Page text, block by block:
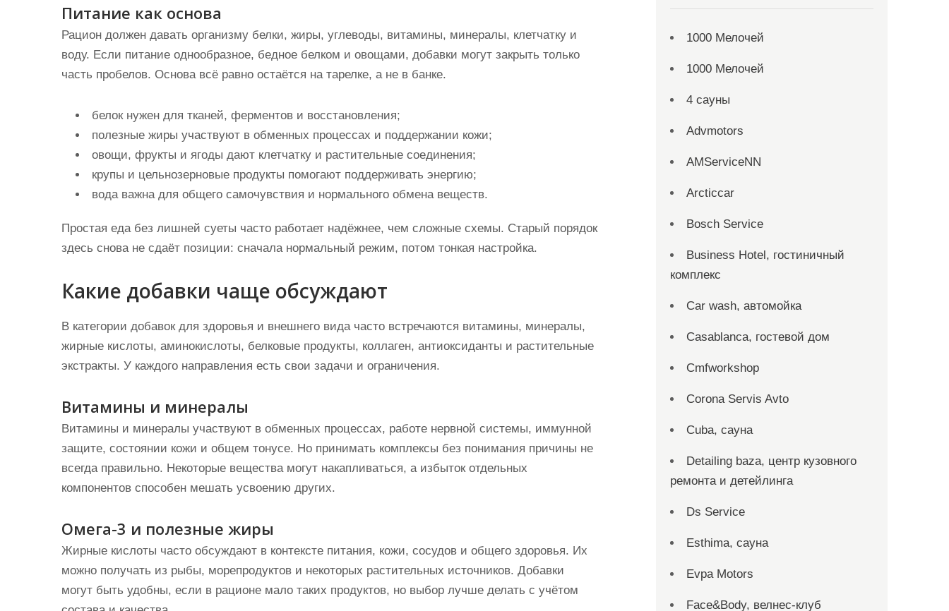
Питание как основа
Рацион должен давать организму белки, жиры, углеводы, витамины, минералы, клетчатку и
воду. Если питание однообразное, бедное белком и овощами, добавки могут закрыть только
часть пробелов. Основа всё равно остаётся на тарелке, а не в банке.
белок нужен для тканей, ферментов и восстановления;
полезные жиры участвуют в обменных процессах и поддержании кожи;
овощи, фрукты и ягоды дают клетчатку и растительные соединения;
крупы и цельнозерновые продукты помогают поддерживать энергию;
вода важна для общего самочувствия и нормального обмена веществ.
Простая еда без лишней суеты часто работает надёжнее, чем сложные схемы. Старый порядок
здесь снова не сдаёт позиции: сначала нормальный режим, потом тонкая настройка.
Какие добавки чаще обсуждают
В категории добавок для здоровья и внешнего вида часто встречаются витамины, минералы,
жирные кислоты, аминокислоты, белковые продукты, коллаген, антиоксиданты и растительные
экстракты. У каждого направления есть свои задачи и ограничения.
Витамины и минералы
Витамины и минералы участвуют в обменных процессах, работе нервной системы, иммунной
защите, состоянии кожи и общем тонусе. Но принимать комплексы без понимания причины не
всегда правильно. Некоторые вещества могут накапливаться, а избыток отдельных
компонентов способен мешать усвоению других.
Омега-3 и полезные жиры
Жирные кислоты часто обсуждают в контексте питания, кожи, сосудов и общего здоровья. Их
можно получать из рыбы, морепродуктов и некоторых растительных источников. Добавки
могут быть удобны, если в рационе мало таких продуктов, но выбор лучше делать с учётом
1000 Мелочей
1000 Мелочей
4 сауны
Advmotors
AMServiceNN
Arcticcar
Bosch Service
Business Hotel, гостиничный
комплекс
Car wash, автомойка
Casablanca, гостевой дом
Cmfworkshop
Corona Servis Avto
Cuba, сауна
Detailing baza, центр кузовного
ремонта и детейлинга
Ds Service
Esthima, сауна
Evpa Motors
Face&Body, велнес-клуб